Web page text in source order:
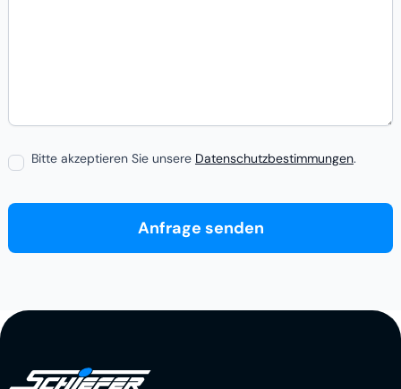
Bitte akzeptieren Sie unsere Datenschutzbestimmungen.